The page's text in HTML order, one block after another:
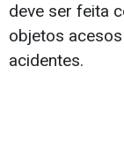
deve ser feita
objetos
acidentes.